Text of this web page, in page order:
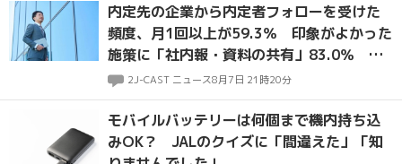
内定先の企業から内定者フォローを受けた
頻度、月1回以上が59.3％ 印象がよかった
施策に「社内報・資料の共有」83.0％ マ
イナビ調査
2J-CAST ニュース8月7日 21時20分
モバイルバッテリーは何個まで機内持ち込
みOK？ JALのクイズに「間違えた」「知